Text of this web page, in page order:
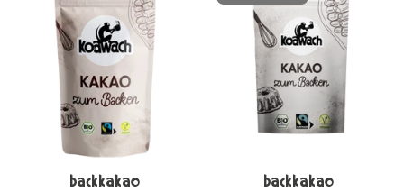
Backkakao Backkakao